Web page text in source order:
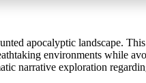
apocalyptic landscape.
environments while
narrative exploration